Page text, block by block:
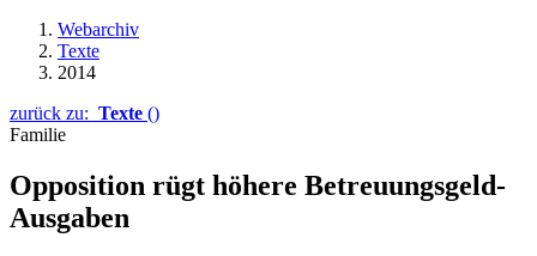
Webarchiv
Texte
2014
zurück zu: Texte ()
Familie
Opposition rügt höhere Betreuungsgeld-
Ausgaben